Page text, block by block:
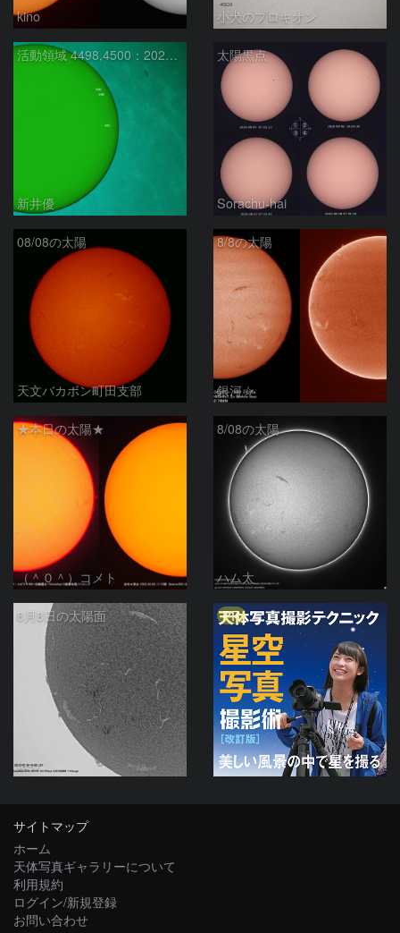
kino 小犬のプロキオン
活動領域 4498,4500：2026/08/08
新井優
太陽黒点
Sorachu-hai
08/08の太陽
天文バカボン町田支部
8/8の太陽
銀河☆
★本日の太陽★
（＾０＾）コメト
8/08の太陽
ハム太
8月8日の太陽面
ta-o
PR
サイトマップ
ホーム
天体写真ギャラリーについて
利用規約
ログイン/新規登録
お問い合わせ